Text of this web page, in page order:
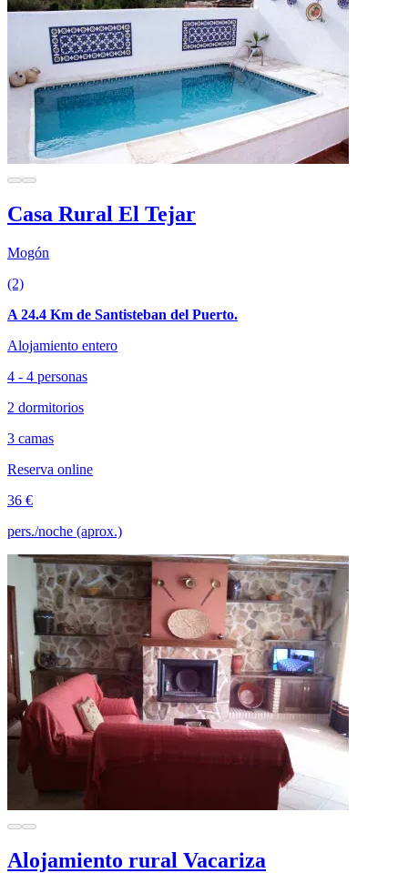
Casa Rural El Tejar
Mogón
(2)
A 24.4 Km de Santisteban del Puerto.
Alojamiento entero
4 - 4 personas
2 dormitorios
3 camas
Reserva online
36 €
pers./noche (aprox.)
Alojamiento rural Vacariza